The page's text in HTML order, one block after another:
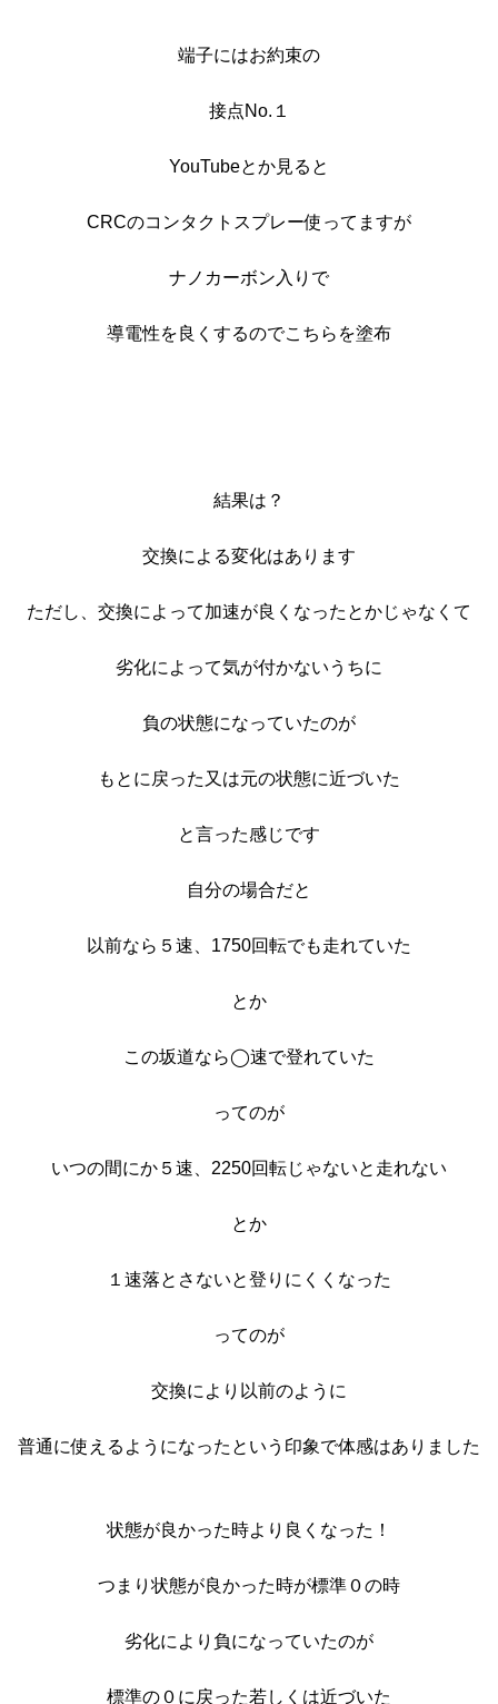
端子にはお約束の
接点No.１
YouTubeとか見ると
CRCのコンタクトスプレー使ってますが
ナノカーボン入りで
導電性を良くするのでこちらを塗布
結果は？
交換による変化はあります
ただし、交換によって加速が良くなったとかじゃなくて
劣化によって気が付かないうちに
負の状態になっていたのが
もとに戻った又は元の状態に近づいた
と言った感じです
自分の場合だと
以前なら５速、1750回転でも走れていた
とか
この坂道なら◯速で登れていた
ってのが
いつの間にか５速、2250回転じゃないと走れない
とか
１速落とさないと登りにくくなった
ってのが
交換により以前のように
普通に使えるようになったという印象で体感はありました
状態が良かった時より良くなった！
つまり状態が良かった時が標準０の時
劣化により負になっていたのが
標準の０に戻った若しくは近づいた